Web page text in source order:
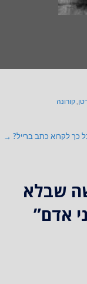
קורונה
כך לקרוא כתב ברייל? →
שבלא
אדם”